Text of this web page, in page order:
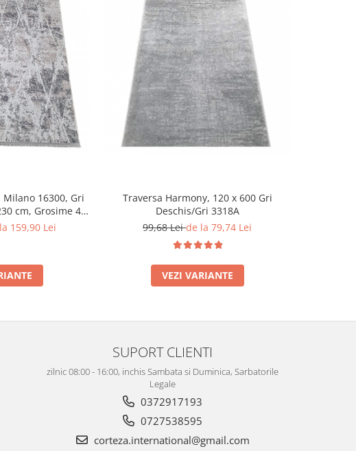
16300, Gri
cm, Grosime 4
159,90 Lei
Traversa Harmony, 120 x 600 Gri
Deschis/Gri 3318A
99,68 Leide la 79,74 Lei
VEZI VARIANTE
SUPORT CLIENTI
zilnic 08:00 - 16:00, inchis Sambata si Duminica, Sarbatorile
Legale
0372917193
0727538595
corteza.international@gmail.com